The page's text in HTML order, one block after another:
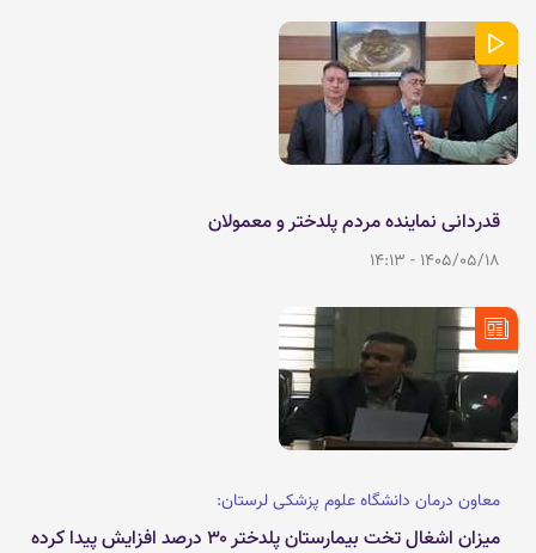
قدردانی نماینده مردم پلدختر و معمولان
1405/05/18 - 14:13
معاون درمان دانشگاه علوم پزشکی لرستان:
میزان اشغال تخت بیمارستان پلدختر ۳۰ درصد افزایش پیدا کرده